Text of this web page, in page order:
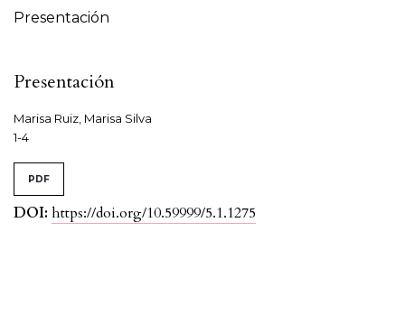
Presentación
Presentación
Marisa Ruiz, Marisa Silva
1-4
PDF
DOI: https://doi.org/10.59999/5.1.1275